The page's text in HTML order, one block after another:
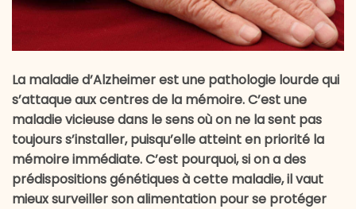
La maladie d’Alzheimer est une pathologie lourde qui
s’attaque aux centres de la mémoire. C’est une
maladie vicieuse dans le sens où on ne la sent pas
toujours s’installer, puisqu’elle atteint en priorité la
mémoire immédiate. C’est pourquoi, si on a des
prédispositions génétiques à cette maladie, il vaut
mieux surveiller son alimentation pour se protéger